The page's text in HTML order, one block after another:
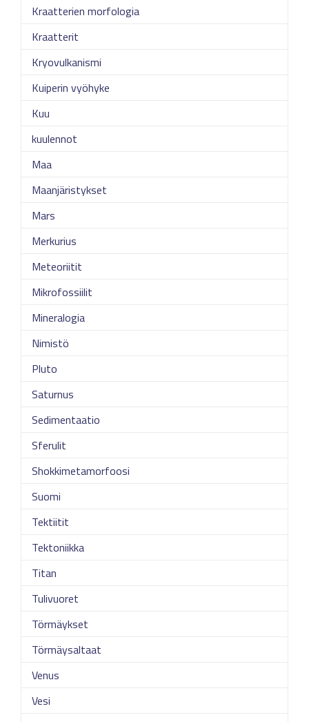
Kraatterien morfologia
Kraatterit
Kryovulkanismi
Kuiperin vyöhyke
Kuu
kuulennot
Maa
Maanjäristykset
Mars
Merkurius
Meteoriitit
Mikrofossiilit
Mineralogia
Nimistö
Pluto
Saturnus
Sedimentaatio
Sferulit
Shokkimetamorfoosi
Suomi
Tektiitit
Tektoniikka
Titan
Tulivuoret
Törmäykset
Törmäysaltaat
Venus
Vesi